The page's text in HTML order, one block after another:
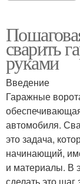
сварить
руками
Введение
Гаражные
автомобиля.
это задача,
начинающий,
и материалы. В